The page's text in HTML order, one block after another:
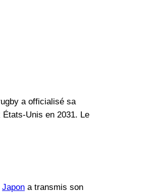
a officialisé sa
Unis en 2031. Le
Japon a transmis son